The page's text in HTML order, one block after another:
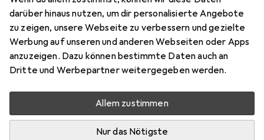
darüber hinaus nutzen, um dir personalisierte Angebote
zu zeigen, unsere Webseite zu verbessern und gezielte
Werbung auf unseren und anderen Webseiten oder Apps
anzuzeigen. Dazu können bestimmte Daten auch an
Dritte und Werbepartner weitergegeben werden.
Allem zustimmen
Nur das Nötigste